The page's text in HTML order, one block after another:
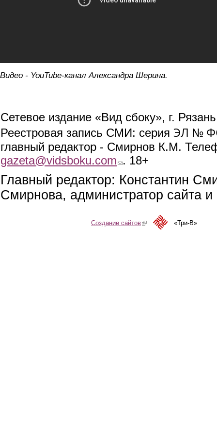
Видео - YouTube-канал Александра Шерина.
Сетевое издание «Вид сбоку», г.
Реестровая запись СМИ: серия ЭЛ №
главный редактор - Смирнов К.М.
gazeta@vidsboku.com (link sends e-mail)
. 18+
Главный редактор: Константин
Смирнова, администратор сайта
Создание сайтов(link is external)«Три-В»